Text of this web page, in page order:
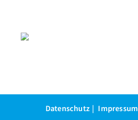
Datenschutz Impressum